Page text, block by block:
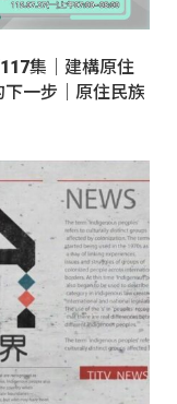
集｜建構原住
一步｜原住民族